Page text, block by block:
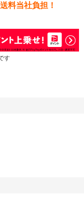
送料当社負担！
す